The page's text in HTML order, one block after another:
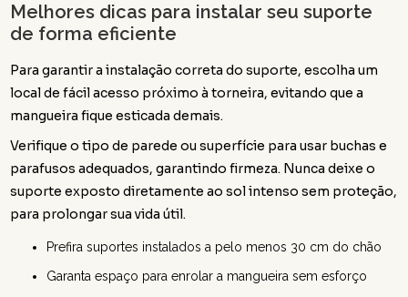
Melhores dicas para instalar seu suporte
de forma eficiente
Para garantir a instalação correta do suporte, escolha um
local de fácil acesso próximo à torneira, evitando que a
mangueira fique esticada demais.
Verifique o tipo de parede ou superfície para usar buchas e
parafusos adequados, garantindo firmeza. Nunca deixe o
suporte exposto diretamente ao sol intenso sem proteção,
para prolongar sua vida útil.
Prefira suportes instalados a pelo menos 30 cm do chão
Garanta espaço para enrolar a mangueira sem esforço